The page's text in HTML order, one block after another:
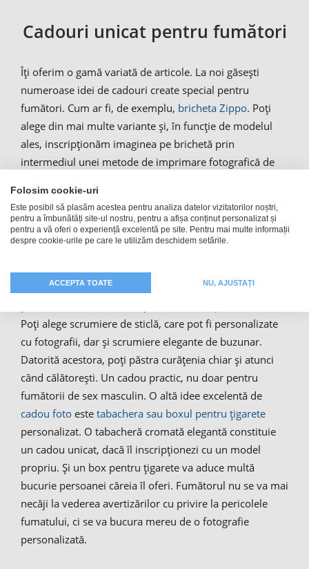
Cadouri unicat pentru fumători
Îți oferim o gamă variată de articole. La noi găsești
numeroase idei de cadouri create special pentru
fumători. Cum ar fi, de exemplu, bricheta Zippo. Poți
alege din mai multe variante și, în funcție de modelul
ales, inscripționăm imaginea pe brichetă prin
intermediul unei metode de imprimare fotografică de
brichetă. Dar există și brichete cu fotografie: de la
brichete antivânt și brichete cromate elegante până la
brichete practice de aragaz și brelocuri cu brichetă.
îl poți personaliza online. Fumătorii pot primi în dar și
alte cadouri, în afară de brichete. Gama noastră de
Poți alege scrumiere de sticlă, care pot fi personalizate
cu fotografii, dar și scrumiere elegante de buzunar.
Datorită acestora, poți păstra curățenia chiar și atunci
când călătorești. Un cadou practic, nu doar pentru
fumătorii de sex masculin. O altă idee excelentă de
cadou foto este tabachera sau boxul pentru țigarete
personalizat. O tabacheră cromată elegantă constituie
un cadou unicat, dacă îl inscripționezi cu un model
propriu. Și un box pentru țigarete va aduce multă
bucurie persoanei căreia îl oferi. Fumătorul nu se va mai
necăji la vederea avertizărilor cu privire la pericolele
fumatului, ci se va bucura mereu de o fotografie
personalizată.
Folosim cookie-uri
Este posibil să plasăm acestea pentru analiza datelor vizitatorilor noștri,
pentru a îmbunătăți site-ul nostru, pentru a afișa conținut personalizat și
pentru a vă oferi o experiență excelentă pe site. Pentru mai multe informații
despre cookie-urile pe care le utilizăm deschidem setările.
ACCEPTA TOATE NU, AJUSTAȚI